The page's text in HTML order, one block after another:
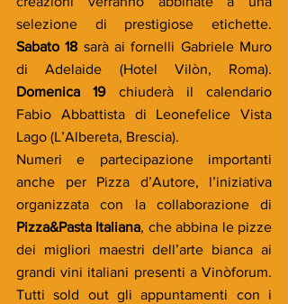
Sabato 18 sarà ai fornelli Gabriele Muro
Domenica 19 chiuderà il calendario
Fabio Abbattista di Leonefelice Vista
Lago (L’Albereta, Brescia).
Numeri e partecipazione importanti
anche per Pizza d’Autore, l’iniziativa
Pizza&Pasta Italiana, che abbina le pizze
dei migliori maestri dell’arte bianca ai
grandi vini italiani presenti a Vinòforum.
Tutti sold out gli appuntamenti con i